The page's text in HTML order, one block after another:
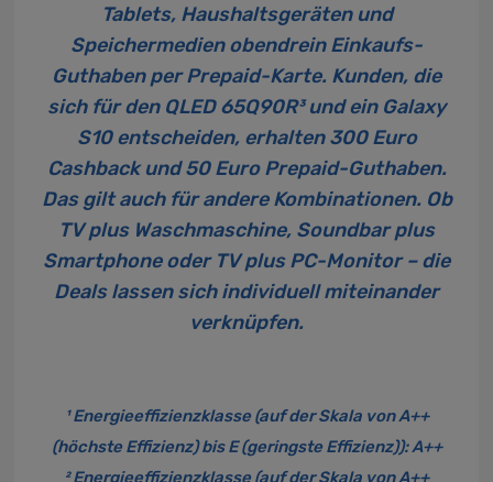
Tablets, Haushaltsgeräten und
Speichermedien obendrein Einkaufs-
Guthaben per Prepaid-Karte. Kunden, die
sich für den QLED 65Q90R³ und ein Galaxy
S10 entscheiden, erhalten 300 Euro
Cashback und 50 Euro Prepaid-Guthaben.
Das gilt auch für andere Kombinationen. Ob
TV plus Waschmaschine, Soundbar plus
Smartphone oder TV plus PC-Monitor – die
Deals lassen sich individuell miteinander
verknüpfen.
¹ Energieeffizienzklasse (auf der Skala von A++
(höchste Effizienz) bis E (geringste Effizienz)): A++
² Energieeffizienzklasse (auf der Skala von A++